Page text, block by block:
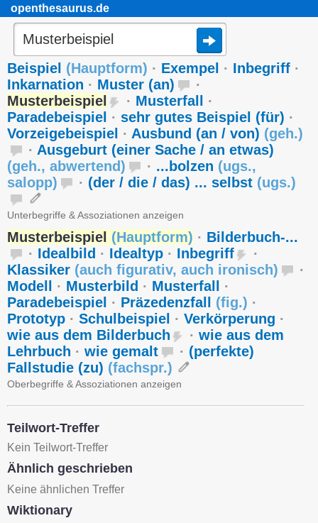
openthesaurus.de
Beispiel (Hauptform) · Exempel · Inbegriff ·
Inkarnation · Muster (an)
·
Musterbeispiel
· Musterfall
·
Paradebeispiel · sehr gutes Beispiel (für) ·
Vorzeigebeispiel · Ausbund (an / von) (geh.)
· Ausgeburt (einer Sache / an etwas)
(geh., abwertend) · ...bolzen (ugs.,
salopp) · (der / die / das) ... selbst (ugs.)
Unterbegriffe & Assoziationen anzeigen
Musterbeispiel (Hauptform) · Bilderbuch-...
· Idealbild · Idealtyp · Inbegriff
·
Klassiker (auch figurativ, auch ironisch)
·
Modell
· Musterbild · Musterfall
·
Paradebeispiel · Präzedenzfall (fig.) ·
Prototyp · Schulbeispiel · Verkörperung ·
wie aus dem Bilderbuch
· wie aus dem
Lehrbuch · wie gemalt · (perfekte)
Fallstudie (zu) (fachspr.)
Oberbegriffe & Assoziationen anzeigen
Teilwort-Treffer
Kein Teilwort-Treffer
Ähnlich geschrieben
Keine ähnlichen Treffer
Wiktionary